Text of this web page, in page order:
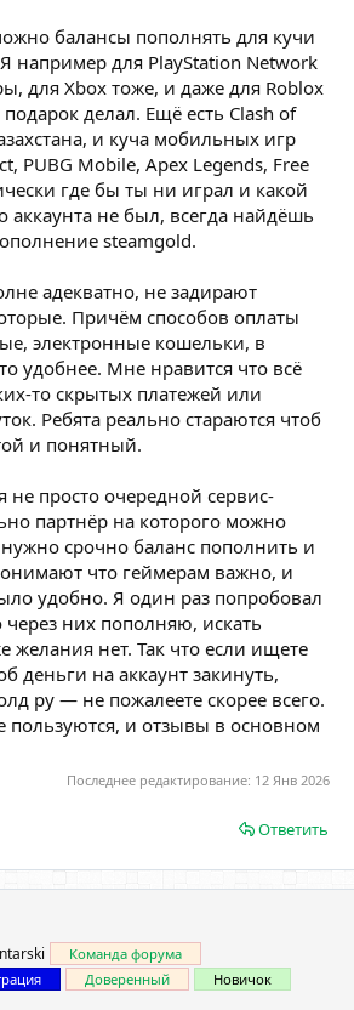
балансы пополнять для кучи
например для PlayStation Network
для Xbox тоже, и даже для Roblox
делал. Ещё есть Clash of
и куча мобильных игр
PUBG Mobile, Apex Legends, Free
где бы ты ни играл и какой
аккаунта не был, всегда найдёшь
steamgold.
адекватно, не задирают
Причём способов оплаты
электронные кошельки, в
удобнее. Мне нравится что всё
то скрытых платежей или
Ребята реально стараются чтоб
и понятный.
не просто очередной сервис-
партнёр на которого можно
срочно баланс пополнить и
что геймерам важно, и
удобно. Я один раз попробовал
них пополняю, искать
желания нет. Так что если ищете
деньги на аккаунт закинуть,
ру — не пожалеете скорее всего.
пользуются, и отзывы в основном
Последнее редактирование: 12 Янв 2026
Ответить
Команда форума
Доверенный Новичок